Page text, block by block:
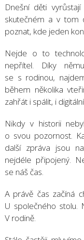
Dnešní děti
skutečném a v tom
poznat, kde jeden
Nejde o to
nepřítel. Díky
se s rodinou,
během několika
zahřát i spálit, i
Nikdy v historii
o svou pozornost.
další zpráva jsou
nejdéle připojený.
se náš čas.
A právě čas začíná
U společného stolu.
V rodině.